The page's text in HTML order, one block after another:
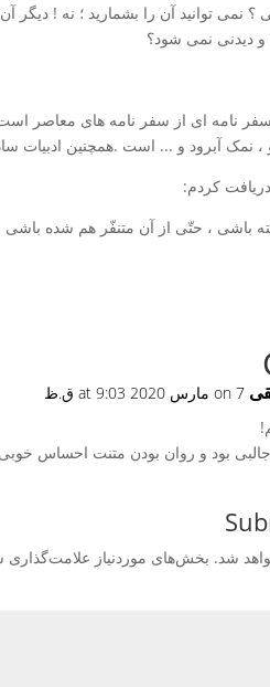
؟ نمی توانید آن را بشمارید ؛ نه !
دیدنی نمی شود؟
، سفر نامه ای از سفر نامه های
، نمک آبرود و ... است .همچنین ادبیات
کردم:
باشی ، حتّی از آن متنفّر هم شده باشی
on 7 مارس 2020 at 9:03 ق.ظ
بود و روان بودن متنت احساس
شد. بخش‌های موردنیاز علامت‌گذاری